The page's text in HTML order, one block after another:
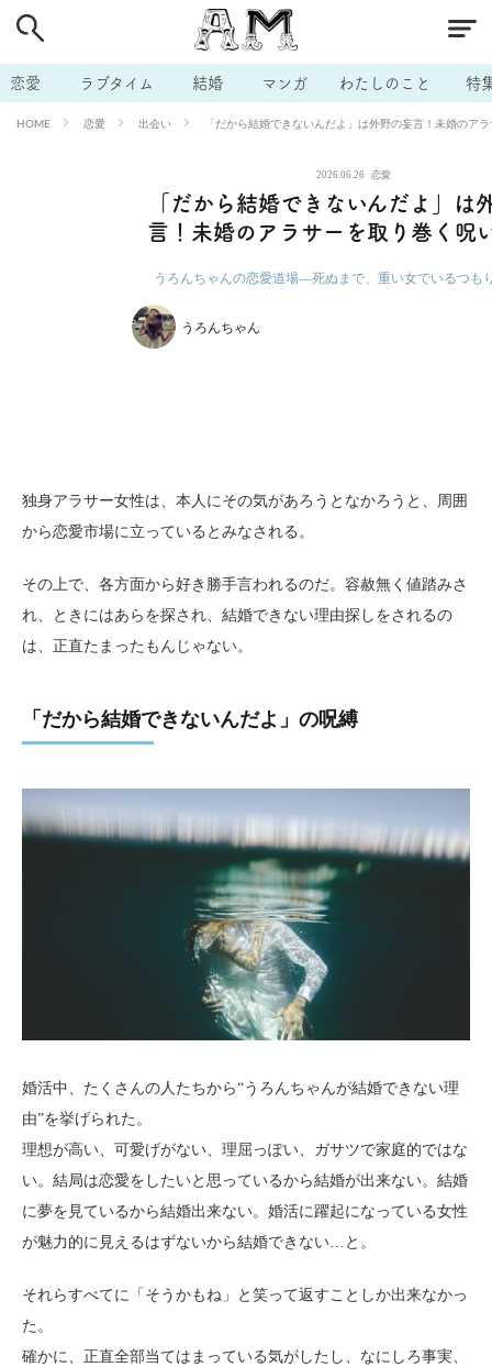
恋愛 ラブタイム 結婚 マンガ わたしのこと 特
HOME 恋愛 出会い 「だから結婚できないんだよ」は外野の妄言！未婚のア
2026.06.26 恋愛
「だから結婚できないんだよ」は
言！未婚のアラサーを取り巻く呪
うろんちゃんの恋愛道場―死ぬまで、重い女でいるつも
うろんちゃん
独身アラサー女性は、本人にその気があろうとなかろうと、周囲
から恋愛市場に立っているとみなされる。
その上で、各方面から好き勝手言われるのだ。容赦無く値踏みさ
れ、ときにはあらを探され、結婚できない理由探しをされるの
は、正直たまったもんじゃない。
「だから結婚できないんだよ」の呪縛
婚活中、たくさんの人たちから“うろんちゃんが結婚できない理
由”を挙げられた。
理想が高い、可愛げがない、理屈っぽい、ガサツで家庭的ではな
い。結局は恋愛をしたいと思っているから結婚が出来ない。結婚
に夢を見ているから結婚出来ない。婚活に躍起になっている女性
が魅力的に見えるはずないから結婚できない…と。
それらすべてに「そうかもね」と笑って返すことしか出来なかっ
た。
確かに、正直全部当てはまっている気がしたし、なにしろ事実、
# 男の本音 # セフレ # 不倫
# 出会う方法 # マッチングアプリ # ラブグッズ # 体の相